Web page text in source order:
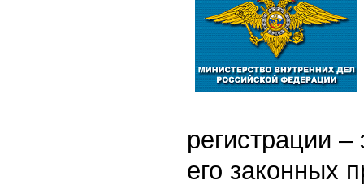
регистрации
его законных